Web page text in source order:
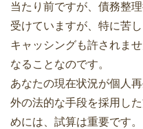
当たり前ですが、債務整
受けていますが、特に苦
キャッシングも許されま
なることなのです。
あなたの現在状況が個人
外の法的な手段を採用し
めには、試算は重要です。